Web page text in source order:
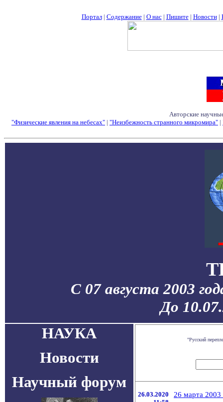
Портал| Содержание| О нас| Пишите| Новости|
Авторские
"Физические явления на небесах" | "Неизбежность странного микромира" |
С 07 августа 2003
До
НАУКА
Новости
Научный форум
"Русский
26.03.2020
26 марта